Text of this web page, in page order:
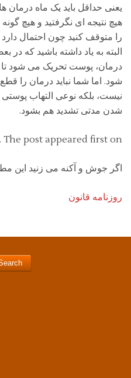
یعنی حداقل باید یک ماه درمان
هیچ نتیجه ای نگرفتید و هیچ گونه
را متوقف کنید چون احتمال
البته به یاد داشته باشید که در
درمان، پوست تحریک می شود تا
شود. اما شما نباید درمان را
نیست، بلکه نوعی التهاب
شدن مدتی تشدید هم بشود.
The post appeared first on .
اگر جوش و آکنه می زنید این
روزنامه قانون